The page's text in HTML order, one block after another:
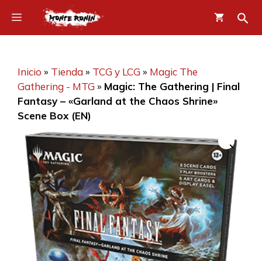
contenido
Menú
Inicio » Tienda» TCG y LCG » Magic The
Gathering - MTG » Magic: The Gathering | Final
Fantasy – «Garland at the Chaos Shrine»
Scene Box (EN)